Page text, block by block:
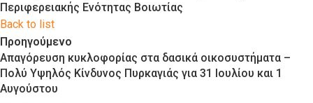
Περιφερειακής Ενότητας Βοιωτίας
Back to list
Προηγούμενο
Απαγόρευση κυκλοφορίας στα δασικά οικοσυστήματα –
Πολύ Υψηλός Κίνδυνος Πυρκαγιάς για 31 Ιουλίου και 1
Αυγούστου